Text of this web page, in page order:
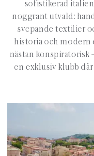
sofistikerad
noggrant utvald:
svepande textilier
historia och modern
nästan
en exklusiv klubb